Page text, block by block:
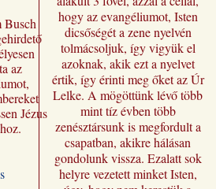
​Busch
az
Jézus
hogy az evangéliumot, Isten
dicsőségét a zene nyelvén
tolmácsoljuk, így vigyük el
azoknak, akik ezt a nyelvet
értik, így érinti meg őket az Úr
Lelke. A mögöttünk lévő több
mint tíz évben több
zenésztársunk is megfordult a
csapatban, akikre hálásan
gondolunk vissza. Ezalatt sok
helyre vezetett minket Isten,